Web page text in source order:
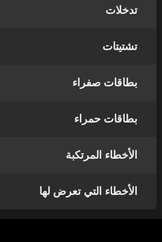
تدخلات
تشتيتات
بطاقات صفراء
بطاقات حمراء
الأخطاء المرتكبة
الأخطاء التي تعرض لها